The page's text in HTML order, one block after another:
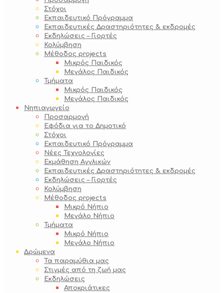
Στόχοι
Εκπαιδευτικό Πρόγραμμα
Εκπαιδευτικές Δραστηριότητες & εκδρομές
Εκδηλώσεις – Γιορτές
Κολύμβηση
Μέθοδος projects
Μικρός Παιδικός
Μεγάλος Παιδικός
Τμήματα
Μικρός Παιδικός
Μεγάλος Παιδικός
Νηπιαγωγείο
Προσαρμογή
Εφόδια για το Δημοτικό
Στόχοι
Εκπαιδευτικό Πρόγραμμα
Νέες Τεχνολογίες
Εκμάθηση Αγγλικών
Εκπαιδευτικές Δραστηριότητες & εκδρομές
Εκδηλώσεις – Γιορτές
Κολύμβηση
Μέθοδος projects
Μικρό Νήπιο
Μεγάλο Νήπιο
Τμήματα
Μικρό Νήπιο
Μεγάλο Νήπιο
Δρώμενα
Τα παραμύθια μας
Στιγμές από τη ζωή μας
Εκδηλώσεις
Αποκριάτικες